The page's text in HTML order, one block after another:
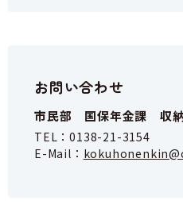
お問い合わせ
市民部 国保年金課 収納
TEL：0138-21-3154
E-Mail：